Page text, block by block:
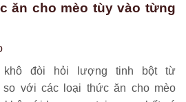
ăn cho mèo tùy vào từng
đòi hỏi lượng tinh bột từ
so với các loại thức ăn cho mèo